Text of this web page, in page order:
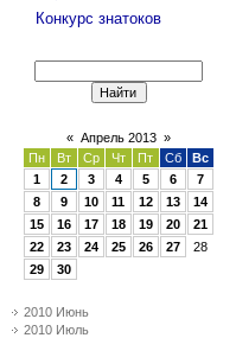
Конкурс знатоков
« Апрель 2013 »
Пн
Вт Ср Чт Пт Сб
Вс
1
2 3 4 5 6
7
8
9 10 11 12 13
14
15
16 17 18 19 20
21
22
23 24 25 26 27
28
29
30
2010 Июнь
2010 Июль